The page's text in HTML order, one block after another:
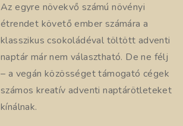
Az egyre növekvő számú növényi
étrendet követő ember számára a
klasszikus csokoládéval töltött adventi
naptár már nem választható. De ne félj
– a vegán közösséget támogató cégek
számos kreatív adventi naptárötleteket
kínálnak.